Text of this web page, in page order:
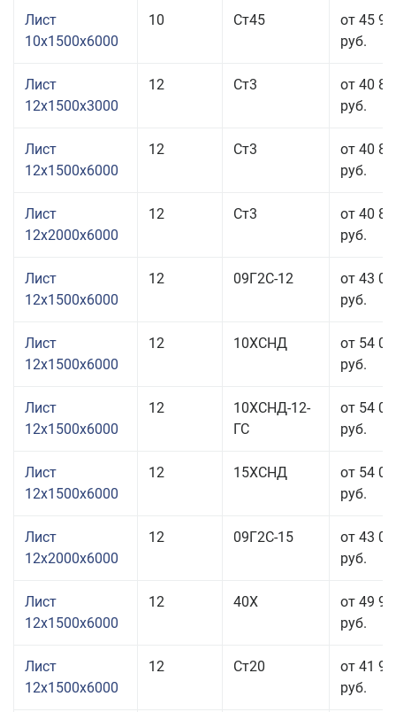
Лист
10x1500x6000
10 Ст45
от 45
руб.
Лист
12x1500x3000
12 Ст3
от 40
руб.
Лист
12x1500x6000
12 Ст3
от 40
руб.
Лист
12x2000x6000
12 Ст3
от 40
руб.
Лист
12x1500x6000
12 09Г2С-12
от 43
руб.
Лист
12x1500x6000
12 10ХСНД
от 54
руб.
Лист
12x1500x6000
12
10ХСНД-12-
ГС
от 54
руб.
Лист
12x1500x6000
12 15ХСНД
от 54
руб.
Лист
12x2000x6000
12 09Г2С-15
от 43
руб.
Лист
12x1500x6000
12 40Х
от 49
руб.
Лист
12x1500x6000
12 Ст20
от 41
руб.